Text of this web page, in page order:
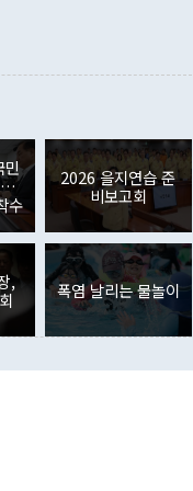
정에 플러스냐, 결론적
'4자 회담'에 대해 "이상
제포럼(EEF)'을 언급하
한 데 대해서도 조 장관
도가 나가지 않았다"고
정부 내 조율을 거치지
와 국호 사용, 9·19 군
정할 사안이 아니어서 월
의 업무보고를 듣고 난
"라고 재차 확인했다. 정
가안전보장회의(NSC)
에 가깝다"며 "안보 관
진하겠다고 업무보고를
다'고 주장한 것은 심각
4억4000만달러 적자
32억7000만달러 흑자
기저효과로 배당지급이
. 직접투자에서는 내국
투자가 46억3000만달러
매도세가 이어졌다. 외
으로 316억1000만달러
대 순매도 기록을 다시
(WGBI) 자금 유입에도
9000만달러를 기록했
억6000만달러 증가했
민
…
수
2026 을지연습 준
비보고회
,
폭염 날리는 물놀이